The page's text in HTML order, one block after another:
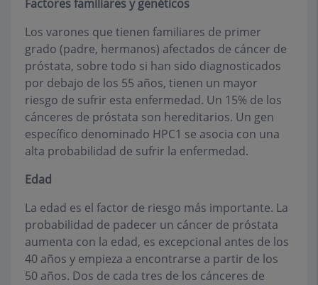
Factores familiares y genéticos
Los varones que tienen familiares de primer
grado (padre, hermanos) afectados de cáncer de
próstata, sobre todo si han sido diagnosticados
por debajo de los 55 años, tienen un mayor
riesgo de sufrir esta enfermedad. Un 15% de los
cánceres de próstata son hereditarios. Un gen
específico denominado HPC1 se asocia con una
alta probabilidad de sufrir la enfermedad.
Edad
La edad es el factor de riesgo más importante. La
probabilidad de padecer un cáncer de próstata
aumenta con la edad, es excepcional antes de los
40 años y empieza a encontrarse a partir de los
50 años. Dos de cada tres de los cánceres de